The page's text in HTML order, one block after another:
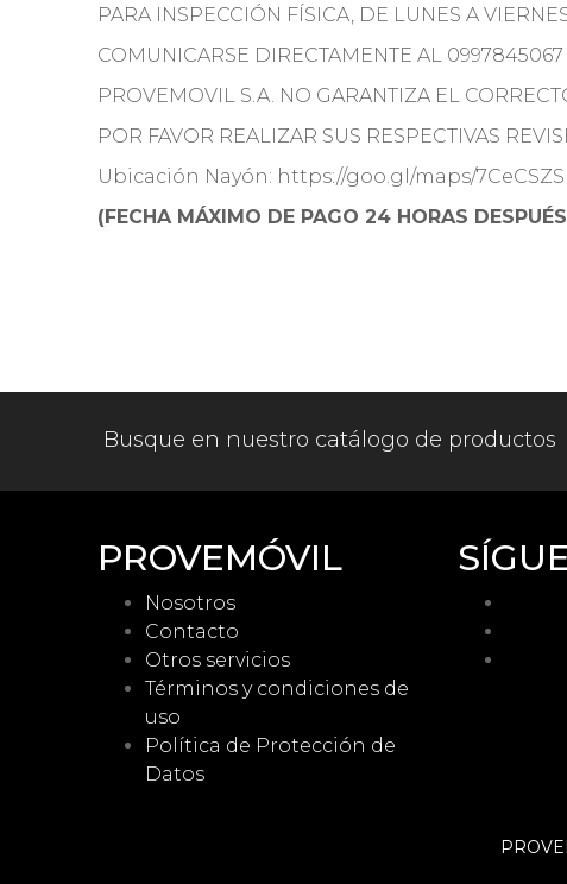
PARA INSPECCIÓN FÍSICA, DE LUNES A
COMUNICARSE DIRECTAMENTE AL 0997845067
PROVEMOVIL S.A. NO GARANTIZA EL
POR FAVOR REALIZAR SUS RESPECTIVAS
Ubicación Nayón: https://goo.gl/maps/
(FECHA MÁXIMO DE PAGO 24 HORAS
Busque en nuestro catálogo de productos
PROVEMÓVIL
Nosotros
Contacto
Otros servicios
Términos y condiciones de
uso
Política de Protección de
Datos